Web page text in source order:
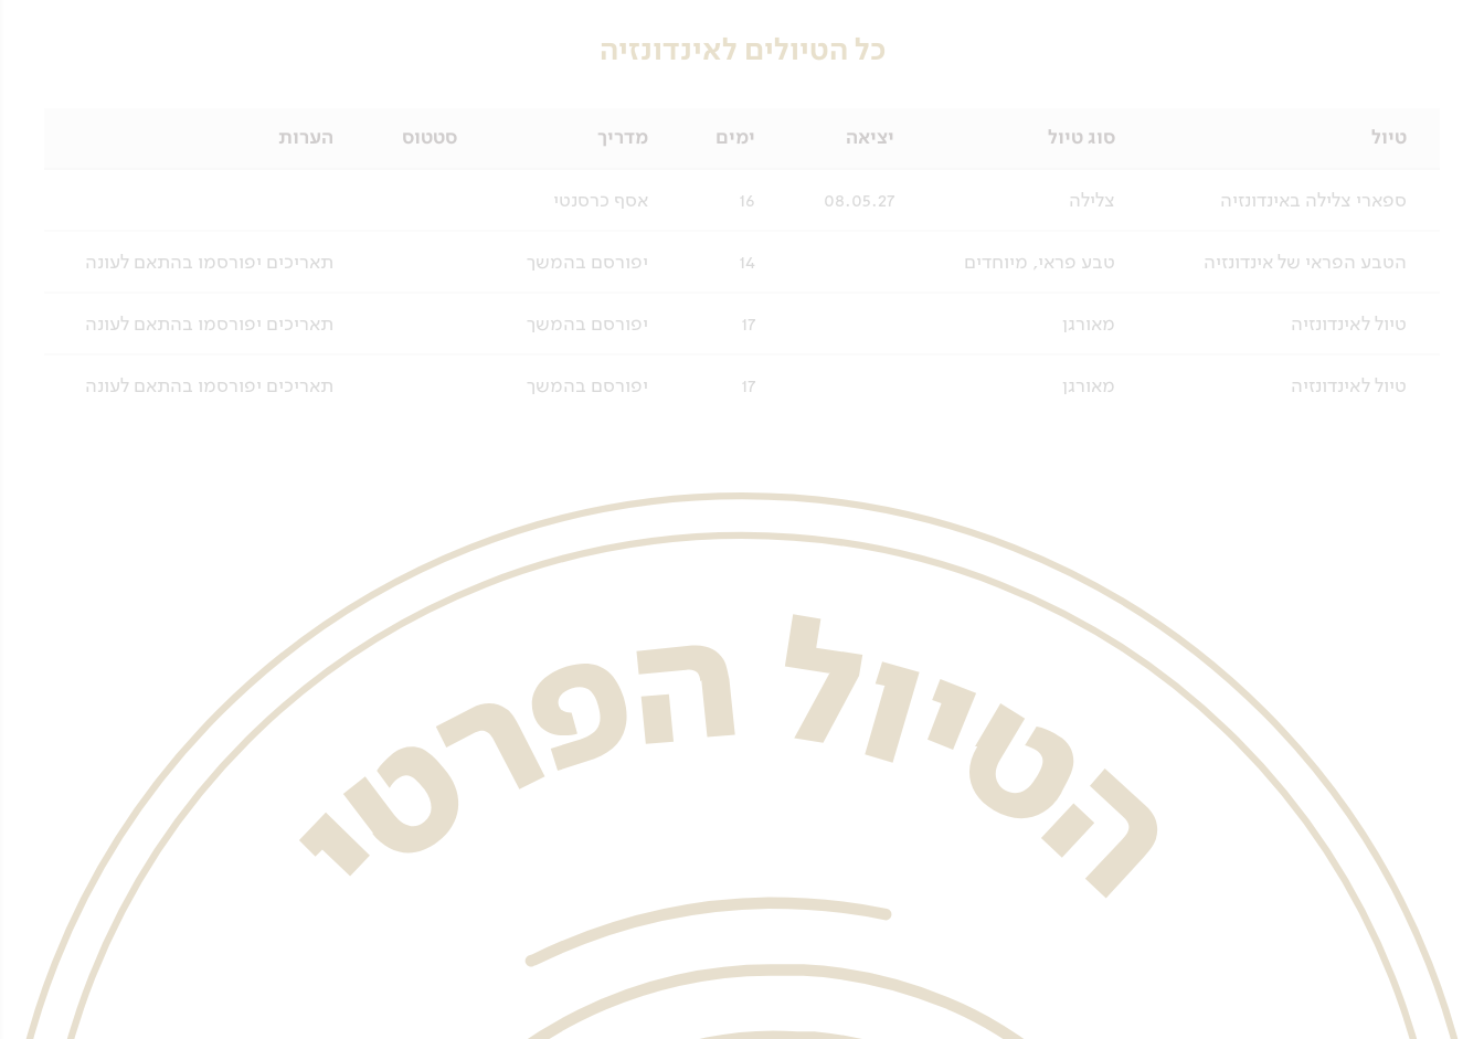
כל הטיולים לאינדונזיה
טיול סוג טיול יציאה ימים מדריך סטטוס הערות
ספארי צלילה באינדונזיה צלילה 08.05.27
16 אסף כרסנטי
הטבע הפראי של אינדונזיה טבע פראי, מיוחדים 14 יפורסם בהמשך תאריכים יפורסמו בהתאם לעונה
טיול לאינדונזיה מאורגן 17 יפורסם בהמשך תאריכים יפורסמו בהתאם לעונה
טיול לאינדונזיה מאורגן 17 יפורסם בהמשך תאריכים יפורסמו בהתאם לעונה